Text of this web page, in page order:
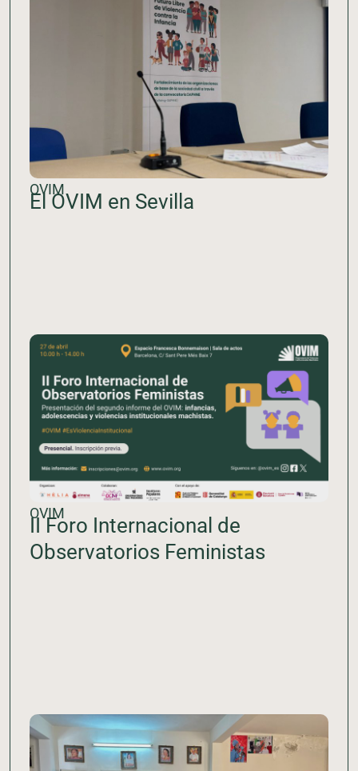
OVIM
El OVIM en Sevilla
OVIM
II Foro Internacional de
Observatorios Feministas